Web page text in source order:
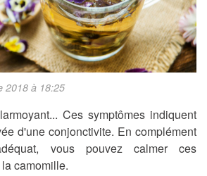
2018 à 18:25
Ces symptômes indiquent
d'une conjonctivite. En complément
vous pouvez calmer ces
camomille.